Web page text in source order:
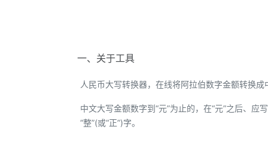
一、关于工具
人民币大写转换器，在线将阿拉伯数字金额转换
中文大写金额数字到“元”为止的，在“元”之后、应
“整”(或“正”)字。